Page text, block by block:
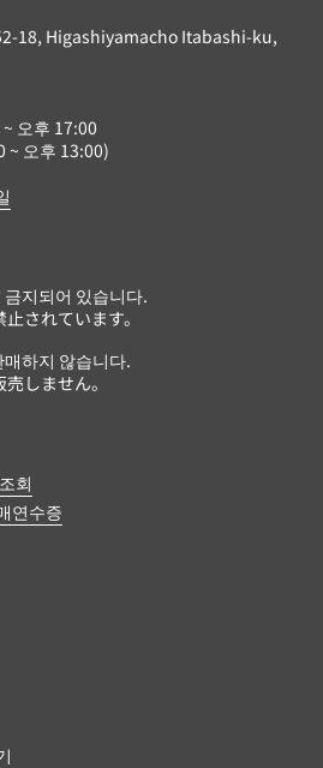
18, Higashiyamacho Itabashi-ku,
오후 17:00
~ 오후 13:00)
지되어 있습니다.
されています。
하지 않습니다.
しません。
회
연수증